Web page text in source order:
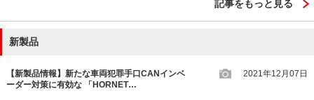
記事をもっと見る
新製品
【新製品情報】新たな車両犯罪手口CANインベ
ーダー対策に有効な 「HORNET…
2021年12月07日